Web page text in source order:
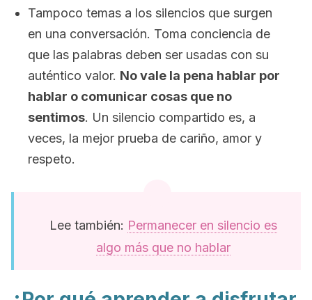
Tampoco temas a los silencios que surgen
en una conversación. Toma conciencia de
que las palabras deben ser usadas con su
auténtico valor. No vale la pena hablar por
hablar o comunicar cosas que no
sentimos. Un silencio compartido es, a
veces, la mejor prueba de cariño, amor y
respeto.
Lee también: Permanecer en silencio es
algo más que no hablar